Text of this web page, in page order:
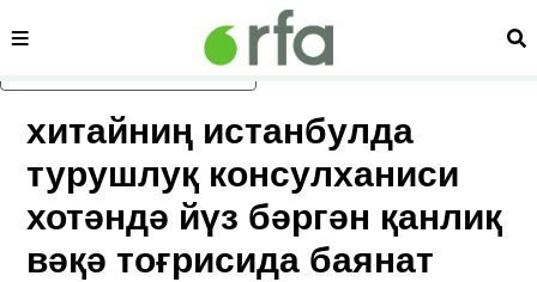
асаслиқ мәзмунға атлаң
сәһипә
хитайниң истанбулда
турушлуқ консулханиси
хотәндә йүз бәргән қанлиқ
вәқә тоғрисида баянат